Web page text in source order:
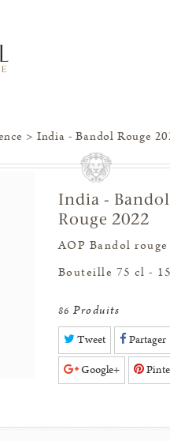
> India - Bandol Rouge
India - Bandol
Rouge 2022
AOP Bandol
Bouteille 75 cl -
86 Produits
Tweet
Partager
Google+